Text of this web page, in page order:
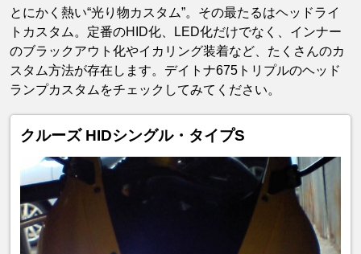
とにかく熱い“光り物カスタム”。その最たるはヘッドライ
トカスタム。定番のHID化、LED化だけでなく、インナー
のブラックアウト化やイカリング装着など、たくさんのカ
スタム方法が存在します。デイトナ675トリプルのヘッド
ランプカスタムをチェックしてみてください。
クルーズ HIDシングル・タイプS